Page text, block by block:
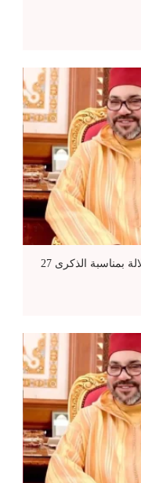
تهنئة مرغاتي عبد الرحيم إلى صاحب الجلالة بمناسبة الذكرى 27